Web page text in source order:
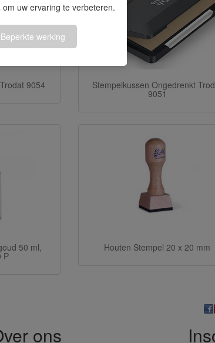
uw ervaring te verbeteren.
Beperkte werking
9054 Stempelkussen Ongedrenkt
9051
50 ml,
P
Houten Stempel 20 x 20 mm
ons